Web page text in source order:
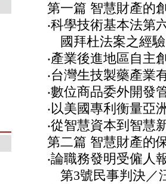
第一篇 智慧財產的
‧科學技術基本法第
國拜杜法案之經
‧產業後進地區自主
‧台灣生技製藥產業
‧數位商品委外開發
‧以美國專利衡量亞
‧從智慧資本到智慧
第二篇 智慧財產的
‧論職務發明受僱人
第3號民事判決／